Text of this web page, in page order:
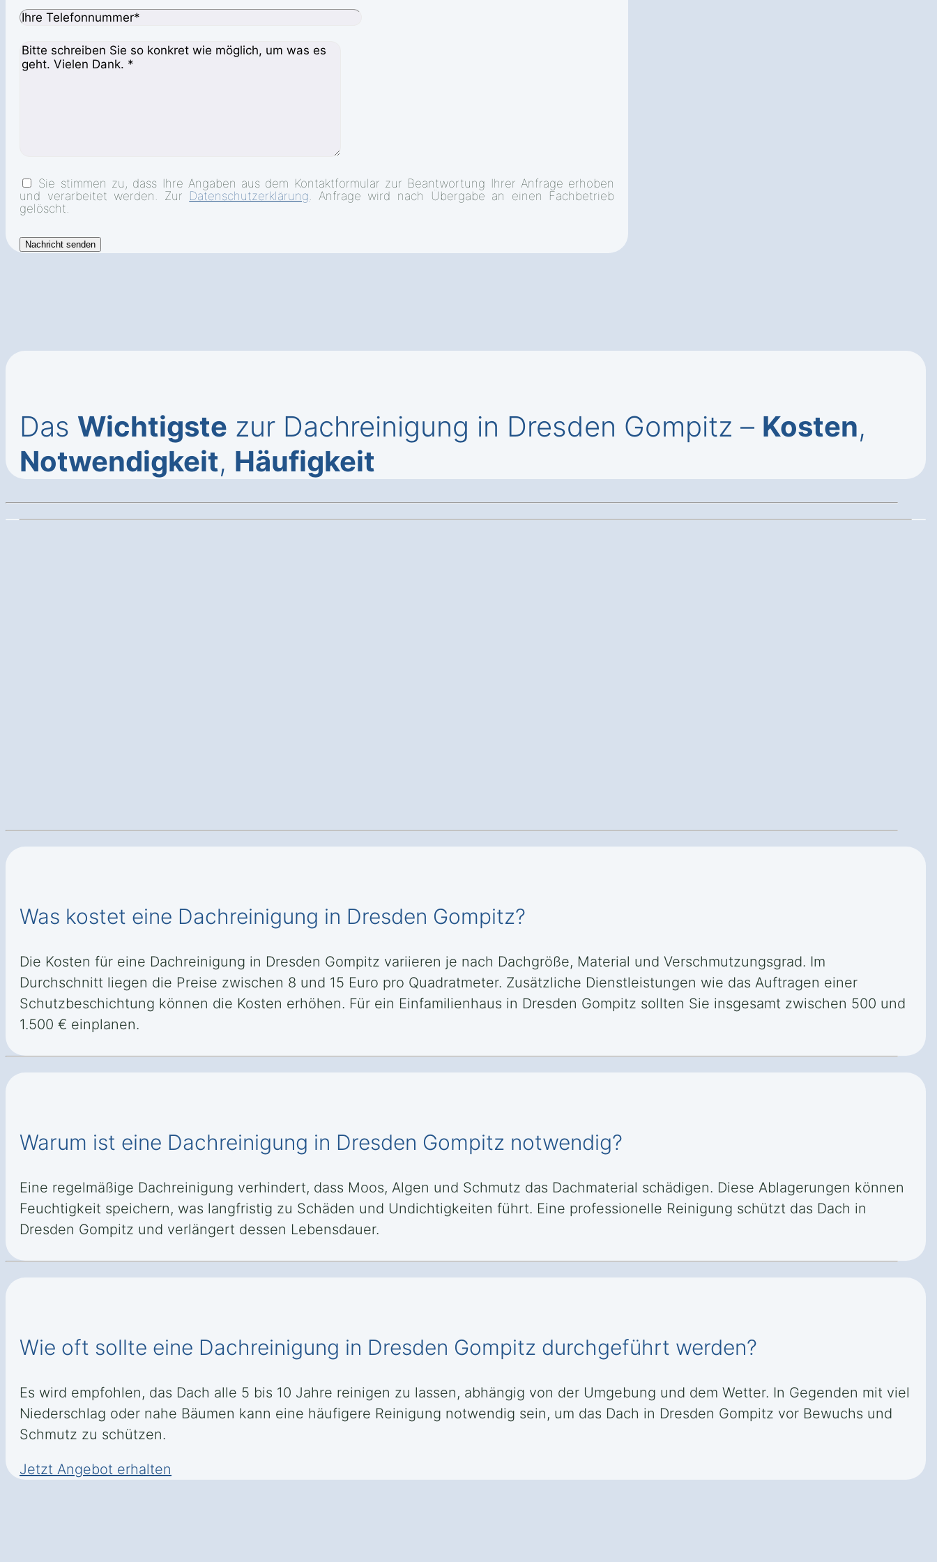
Sie stimmen zu, dass Ihre Angaben aus dem Kontaktformular zur Beantwortung Ihrer Anfrage erhoben
und verarbeitet werden. Zur Datenschutzerklärung. Anfrage wird nach Übergabe an einen Fachbetrieb
gelöscht.
Das Wichtigste zur Dachreinigung in Dresden Gompitz – Kosten,
Notwendigkeit, Häufigkeit
Was kostet eine Dachreinigung in Dresden Gompitz?
Die Kosten für eine Dachreinigung in Dresden Gompitz variieren je nach Dachgröße, Material und Verschmutzungsgrad. Im
Durchschnitt liegen die Preise zwischen 8 und 15 Euro pro Quadratmeter. Zusätzliche Dienstleistungen wie das Auftragen einer
Schutzbeschichtung können die Kosten erhöhen. Für ein Einfamilienhaus in Dresden Gompitz sollten Sie insgesamt zwischen 500 und
1.500 € einplanen.
Warum ist eine Dachreinigung in Dresden Gompitz notwendig?
Eine regelmäßige Dachreinigung verhindert, dass Moos, Algen und Schmutz das Dachmaterial schädigen. Diese Ablagerungen können
Feuchtigkeit speichern, was langfristig zu Schäden und Undichtigkeiten führt. Eine professionelle Reinigung schützt das Dach in
Dresden Gompitz und verlängert dessen Lebensdauer.
Wie oft sollte eine Dachreinigung in Dresden Gompitz durchgeführt werden?
Es wird empfohlen, das Dach alle 5 bis 10 Jahre reinigen zu lassen, abhängig von der Umgebung und dem Wetter. In Gegenden mit viel
Niederschlag oder nahe Bäumen kann eine häufigere Reinigung notwendig sein, um das Dach in Dresden Gompitz vor Bewuchs und
Schmutz zu schützen.
Jetzt Angebot erhalten